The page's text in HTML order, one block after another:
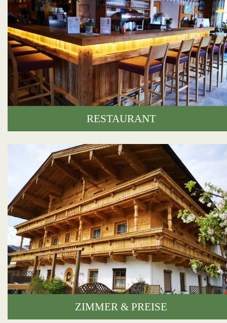
RESTAURANT
ZIMMER & PREISE